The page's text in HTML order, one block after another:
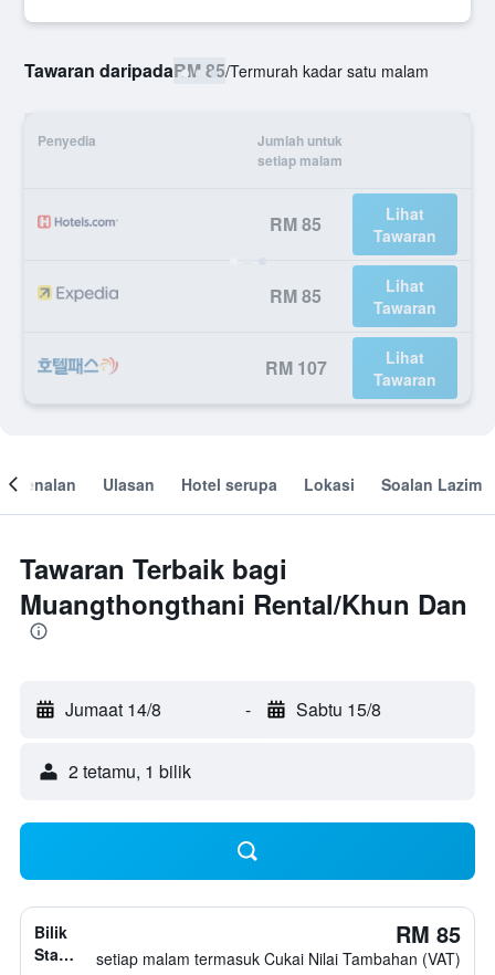
Tawaran daripadaRM 85/Termurah kadar satu malam
Penyedia
Jumlah untuk
setiap malam
RM 85
Lihat
Tawaran
RM 85
Lihat
Tawaran
RM 107
Lihat
Tawaran
Ulasan Hotel serupa Lokasi Soalan Lazim
Tawaran Terbaik bagi
Muangthongthani Rental/Khun Dan
Jumaat 14/8 - Sabtu 15/8
2 tetamu, 1 bilik
Bilik
Standard,
RM 85
setiap malam termasuk Cukai Nilai Tambahan (VAT)